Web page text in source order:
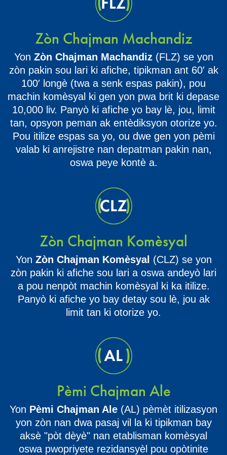
Zòn Chajman Machandiz
Yon Zòn Chajman Machandiz (FLZ) se yon
zòn pakin sou lari ki afiche, tipikman ant 60′ ak
100′ longè (twa a senk espas pakin), pou
machin komèsyal ki gen yon pwa brit ki depase
10,000 liv. Panyò ki afiche yo bay lè, jou, limit
tan, opsyon peman ak entèdiksyon otorize yo.
Pou itilize espas sa yo, ou dwe gen yon pèmi
valab ki anrejistre nan depatman pakin nan,
oswa peye kontè a.
Zòn Chajman Komèsyal
Yon Zòn Chajman Komèsyal (CLZ) se yon
zòn pakin ki afiche sou lari a oswa andeyò lari
a pou nenpòt machin komèsyal ki ka itilize.
Panyò ki afiche yo bay detay sou lè, jou ak
limit tan ki otorize yo.
Pèmi Chajman Ale
Yon Pèmi Chajman Ale (AL) pèmèt itilizasyon
yon zòn nan dwa pasaj vil la ki tipikman bay
aksè "pòt dèyè" nan etablisman komèsyal
oswa pwopriyete rezidansyèl pou opòtinite